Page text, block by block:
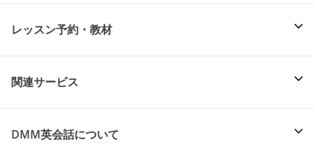
レッスン予約・教材
関連サービス
DMM英会話について